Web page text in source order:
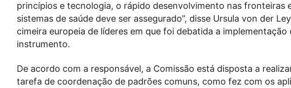
princípios e tecnologia, o rápido desenvolvimento nas fronteiras
sistemas de saúde deve ser assegurado”, disse Ursula von der
cimeira europeia de líderes em que foi debatida a implementação
instrumento.
De acordo com a responsável, a Comissão está disposta a
tarefa de coordenação de padrões comuns, como fez com os